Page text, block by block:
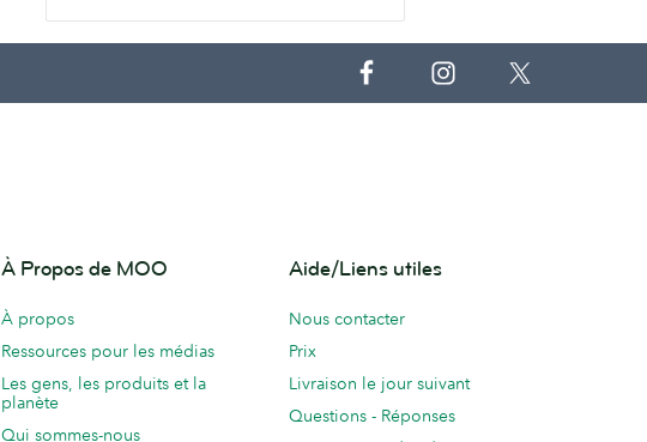
À Propos de MOO
À propos
Ressources pour les médias
Les gens, les produits et la
planète
Qui sommes-nous
Aide/Liens utiles
Nous contacter
Prix
Livraison le jour suivant
Questions - Réponses